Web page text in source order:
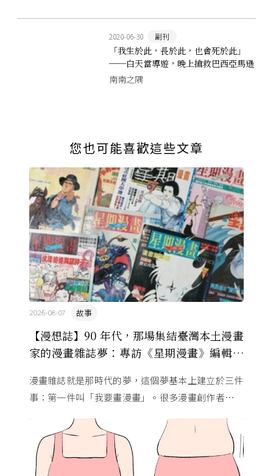
2020-06-30 副刊
「我生於此，長於此，也會死於此」
──白天當導遊，晚上搶救巴西亞馬遜
森林的救火人生
南南之隅
您也可能喜歡這些文章
【漫想誌】90 年代，那場集結臺灣本土漫畫
家的漫畫雜誌夢：專訪《星期漫畫》編輯黃
故事
2026-08-07
漫畫雜誌就是那時代的夢，這個夢基本上建立於三件
事：第一件叫「我要畫漫畫」。很多漫畫創作者從小
畫畫怎麼活？」